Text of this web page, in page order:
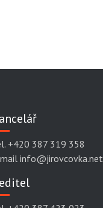
+420 387 319 358
info@jirovcovka.net